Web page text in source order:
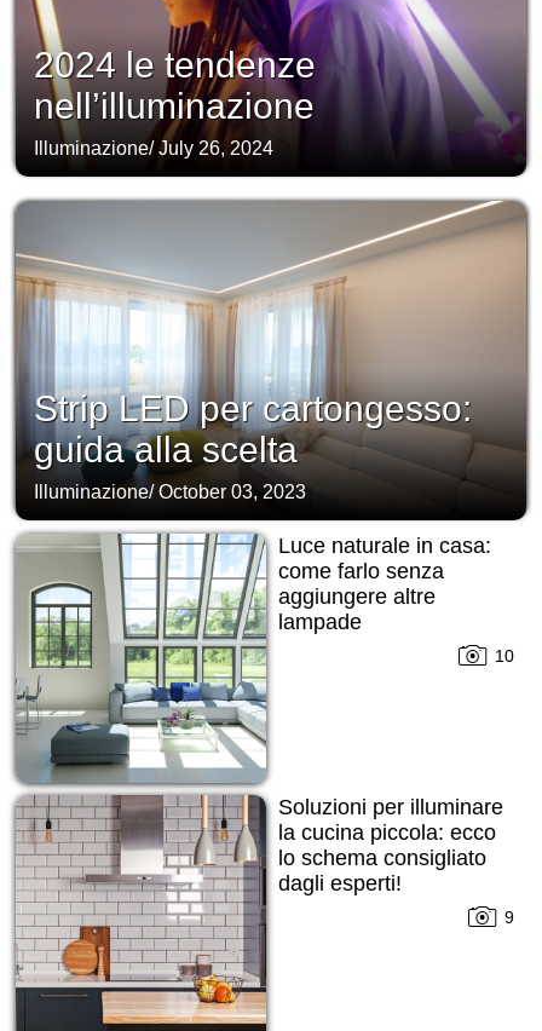
2024 le tendenze
nell’illuminazione
Illuminazione/July 26, 2024
Strip LED per cartongesso:
guida alla scelta
Illuminazione/October 03, 2023
Luce naturale in casa:
come farlo senza
aggiungere altre
lampade
10
Soluzioni per illuminare
la cucina piccola: ecco
lo schema consigliato
dagli esperti!
9